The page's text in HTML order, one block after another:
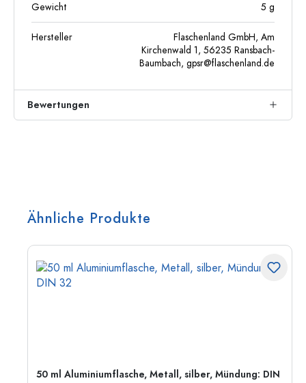
Gewicht 5 g
Hersteller
Flaschenland GmbH, Am
Kirchenwald 1, 56235 Ransbach-
Baumbach, gpsr@flaschenland.de
Bewertungen
Ähnliche Produkte
50 ml Aluminiumflasche, Metall, silber, Mündung: DIN